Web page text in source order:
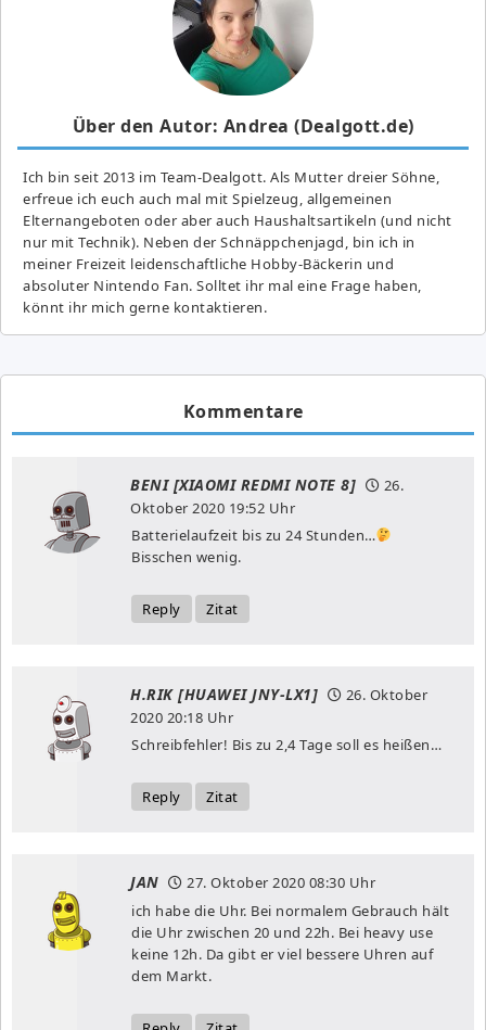
Über den Autor: Andrea (Dealgott.de)
Ich bin seit 2013 im Team-Dealgott. Als Mutter dreier Söhne,
erfreue ich euch auch mal mit Spielzeug, allgemeinen
Elternangeboten oder aber auch Haushaltsartikeln (und nicht
nur mit Technik). Neben der Schnäppchenjagd, bin ich in
meiner Freizeit leidenschaftliche Hobby-Bäckerin und
absoluter Nintendo Fan. Solltet ihr mal eine Frage haben,
könnt ihr mich gerne kontaktieren.
Kommentare
BENI [XIAOMI REDMI NOTE 8]
26.
Oktober 2020 19:52 Uhr
Batterielaufzeit bis zu 24 Stunden…
Bisschen wenig.
Reply Zitat
H.RIK [HUAWEI JNY-LX1]
26. Oktober
2020 20:18 Uhr
Schreibfehler! Bis zu 2,4 Tage soll es heißen…
Reply Zitat
JAN 27. Oktober 2020 08:30 Uhr
ich habe die Uhr. Bei normalem Gebrauch hält
die Uhr zwischen 20 und 22h. Bei heavy use
keine 12h. Da gibt er viel bessere Uhren auf
dem Markt.